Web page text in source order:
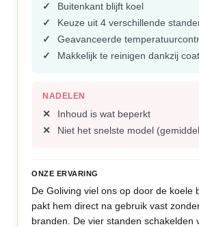
Buitenkant blijft koel
Keuze uit 4 verschillende
Geavanceerde
Makkelijk te reinigen dankzij
NADELEN
Inhoud is wat beperkt
Niet het snelste model
ONZE ERVARING
De Goliving viel ons op door de koele
pakt hem direct na gebruik vast
branden. De vier standen schakelden